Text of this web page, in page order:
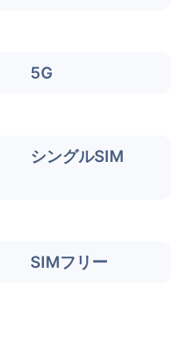
5G
シングルSIM
SIMフリー